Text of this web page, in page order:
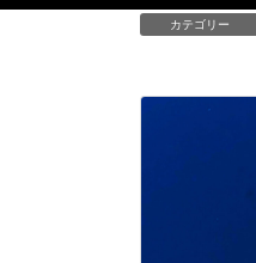
カテゴリー